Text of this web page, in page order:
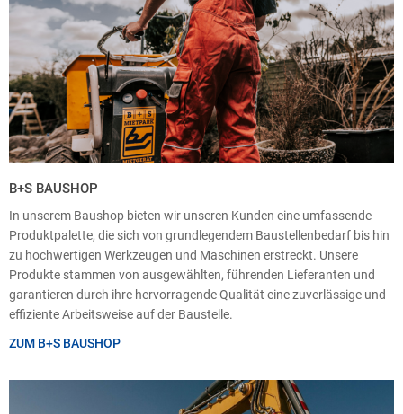
B+S BAUSHOP
In unserem Baushop bieten wir unseren Kunden eine umfassende
Produktpalette, die sich von grundlegendem Baustellenbedarf bis hin
zu hochwertigen Werkzeugen und Maschinen erstreckt. Unsere
Produkte stammen von ausgewählten, führenden Lieferanten und
garantieren durch ihre hervorragende Qualität eine zuverlässige und
effiziente Arbeitsweise auf der Baustelle.
ZUM B+S BAUSHOP